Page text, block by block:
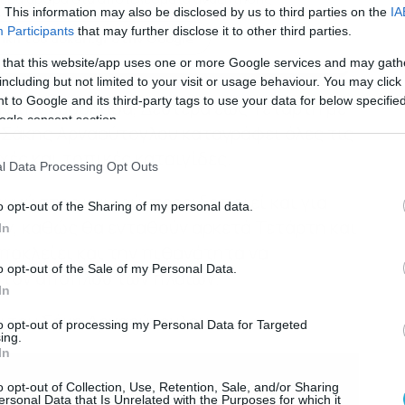
This information may also be disclosed by us to third parties on the
Participants that may further disclose it to other third parties.
that this website/app uses one or more Google services and may
but not limited to your visit or usage behaviour. You may
to Google and its third-party tags to use your data for below
consent section.
Data Processing Opt Outs
opt-out of the Sharing of my personal data.
opt-out of the Sale of my Personal Data.
opt-out of processing my Personal Data for Targeted
opt-out of Collection, Use, Retention, Sale, and/or Sharing
Data that Is Unrelated with the Purposes for which it
του dokari.gr στην Google
την εβδομάδα, Δευτέρα έως Τετάρτη με
Αρναούτογλου καταγράφει όλες τις
και τοπικές καταιγίδες.
καιρού, προειδοποιεί και για
καθώς θα ενταθούν αρκετά Τετάρτη και
και την πιθανότητα να
απόπλου των πλοίων.
του Σάκη Αρναούτογλου: